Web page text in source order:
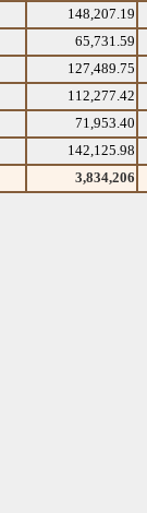
148,207.19
65,731.59
127,489.75
112,277.42
71,953.40
142,125.98
3,834,206